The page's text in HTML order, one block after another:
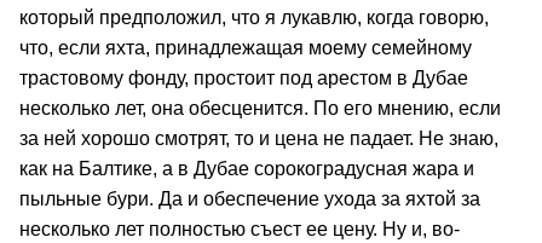
который предположил, что я лукавлю, когда говорю,
что, если яхта, принадлежащая моему семейному
трастовому фонду, простоит под арестом в Дубае
несколько лет, она обесценится. По его мнению, если
за ней хорошо смотрят, то и цена не падает. Не знаю,
как на Балтике, а в Дубае сорокоградусная жара и
пыльные бури. Да и обеспечение ухода за яхтой за
несколько лет полностью съест ее цену. Ну и, во-